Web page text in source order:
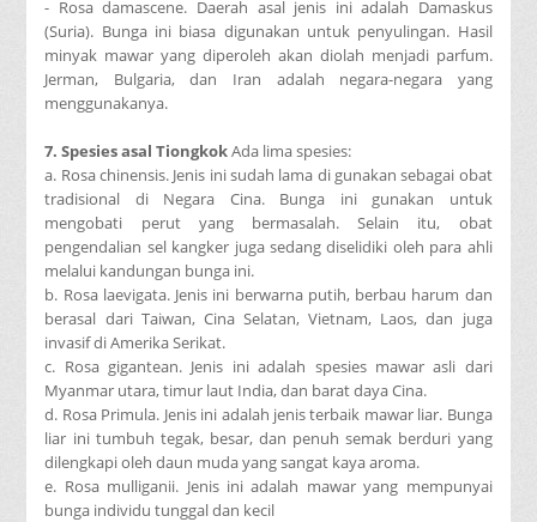
- Rosa damascene. Daerah asal jenis ini adalah Damaskus
(Suria). Bunga ini biasa digunakan untuk penyulingan. Hasil
minyak mawar yang diperoleh akan diolah menjadi parfum.
Jerman, Bulgaria, dan Iran adalah negara-negara yang
menggunakanya.
7. Spesies asal TiongkokAda lima spesies:
a. Rosa chinensis. Jenis ini sudah lama di gunakan sebagai obat
tradisional di Negara Cina. Bunga ini gunakan untuk
mengobati perut yang bermasalah. Selain itu, obat
pengendalian sel kangker juga sedang diselidiki oleh para ahli
melalui kandungan bunga ini.
b. Rosa laevigata. Jenis ini berwarna putih, berbau harum dan
berasal dari Taiwan, Cina Selatan, Vietnam, Laos, dan juga
invasif di Amerika Serikat.
c. Rosa gigantean. Jenis ini adalah spesies mawar asli dari
Myanmar utara, timur laut India, dan barat daya Cina.
d. Rosa Primula. Jenis ini adalah jenis terbaik mawar liar. Bunga
liar ini tumbuh tegak, besar, dan penuh semak berduri yang
dilengkapi oleh daun muda yang sangat kaya aroma.
e. Rosa mulliganii. Jenis ini adalah mawar yang mempunyai
bunga individu tunggal dan kecil